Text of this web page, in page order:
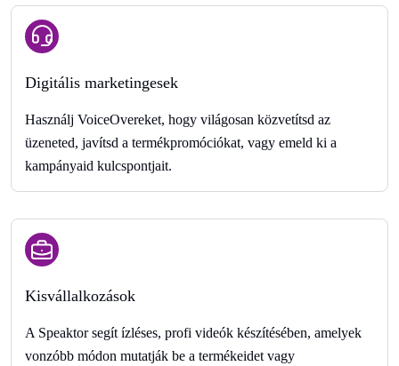
Digitális marketingesek
Használj VoiceOvereket, hogy világosan közvetítsd az
üzeneted, javítsd a termékpromóciókat, vagy emeld ki a
kampányaid kulcspontjait.
Kisvállalkozások
A Speaktor segít ízléses, profi videók készítésében, amelyek
vonzóbb módon mutatják be a termékeidet vagy